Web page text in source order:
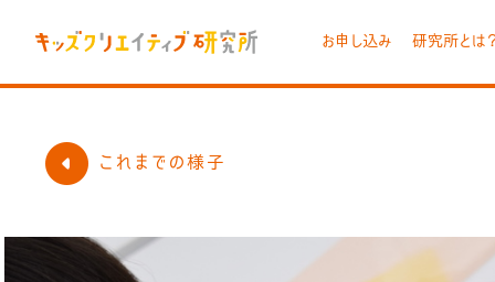
お申し込み 研究所とは
これまでの様子